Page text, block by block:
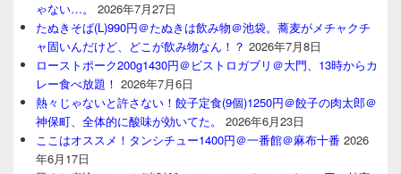
ゃない…。
2026年7月27日
たぬきそば(L)990円＠たぬきは飲み物＠池袋。蕎麦がメチャクチ
ャ固いんだけど、どこが飲み物なん！？ 2026年7月8日
ローストポーク200g1430円＠ビストロガブリ＠大門、13時からカ
レー食べ放題！ 2026年7月6日
熱々じゃないと許さない！餃子定食(9個)1250円＠餃子の肉太郎＠
神保町、全体的に酸味が効いてた。
2026年6月23日
ここはオススメ！タンシチュー1400円＠一番館＠麻布十番 2026
年6月17日